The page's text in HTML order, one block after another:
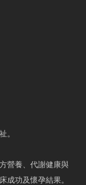
。
營養、代謝健康與
成功及懷孕結果。